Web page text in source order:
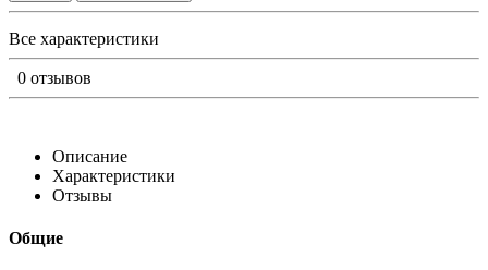
Все характеристики
0 отзывов
Описание
Характеристики
Отзывы
Общие